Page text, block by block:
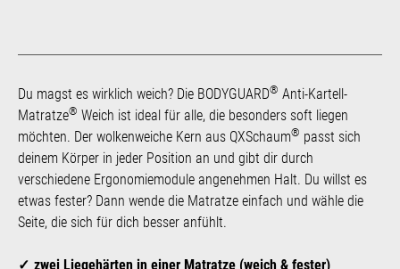
Du magst es wirklich weich? Die BODYGUARD® Anti-Kartell-
Matratze® Weich ist ideal für alle, die besonders soft liegen
möchten. Der wolkenweiche Kern aus QXSchaum® passt sich
deinem Körper in jeder Position an und gibt dir durch
verschiedene Ergonomiemodule angenehmen Halt. Du willst es
etwas fester? Dann wende die Matratze einfach und wähle die
Seite, die sich für dich besser anfühlt.
zwei Liegehärten in einer Matratze (weich & fester)